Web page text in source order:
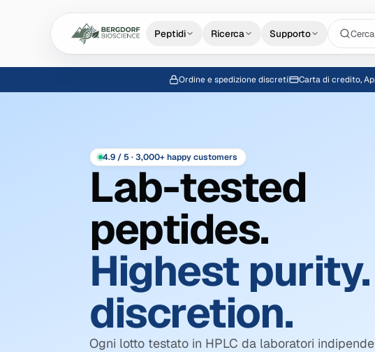
Peptidi Ricerca Supporto
Ordine e spedizione discreti Carta di credito,
4.9 / 5 · 3,000+ happy customers
Lab-tested
peptides.
Highest
discretion.
Ogni lotto testato in HPLC da laboratori